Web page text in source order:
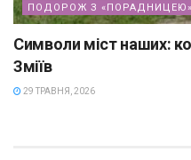
ПОДОРОЖ З «ПОРАДНИЦЕЮ»
Символи міст наших:
Зміїв
29 ТРАВНЯ, 2026